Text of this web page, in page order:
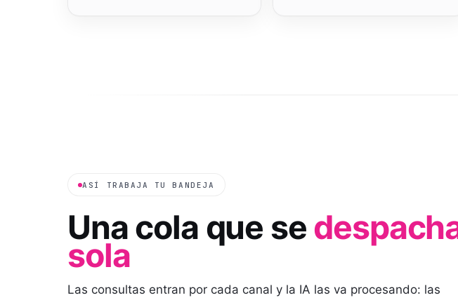
ASÍ TRABAJA TU BANDEJA
Una cola que se
sola
Las consultas entran por cada canal y la IA las va procesando: las